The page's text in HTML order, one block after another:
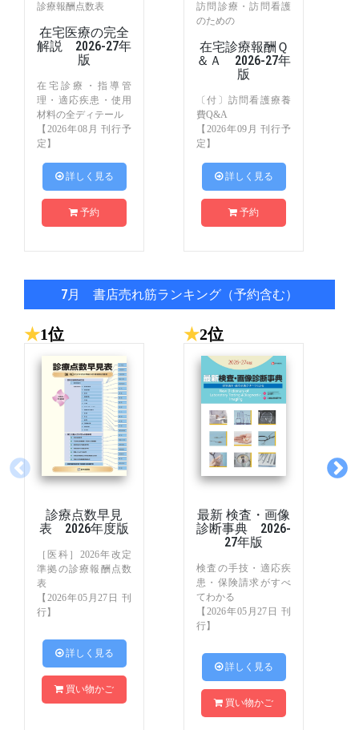
診療報酬点数表
在宅医療の完全
解説 2026-27年
版
在宅診療・指導管
理・適応疾患・使用
材料の全ディテール
【2026年08月 刊行予
定】
 詳しく見る
予約
訪問診療・訪問看護
のための
在宅診療報酬Ｑ
＆Ａ 2026-27年
版
〔付〕訪問看護療養
費Q&A
【2026年09月 刊行予
定】
 詳しく見る
予約
7月 書店売れ筋ランキング（予約含む）
★1位
診療点数早見
表 2026年度版
［医科］2026年改定
準拠の診療報酬点数
表
【2026年05月27日 刊
行】
 詳しく見る
買い物かご
★2位
最新 検査・画像
診断事典 2026-
27年版
検査の手技・適応疾
患・保険請求がすべ
てわかる
【2026年05月27日 刊
行】
 詳しく見る
買い物かご